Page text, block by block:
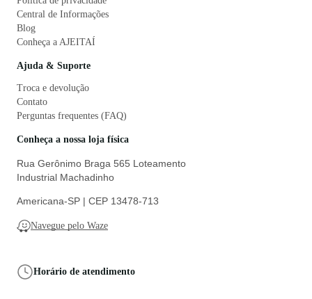
Central de Informações
Blog
Conheça a AJEITAÍ
Ajuda & Suporte
Troca e devolução
Contato
Perguntas frequentes (FAQ)
Conheça a nossa loja física
Rua Gerônimo Braga 565 Loteamento
Industrial Machadinho
Americana-SP | CEP 13478-713
Navegue pelo Waze
Horário de atendimento